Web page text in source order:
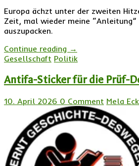
Europa ächzt unter der zweiten
Zeit, mal wieder meine
auszupacken.
Continue reading →
Gesellschaft Politik
Antifa-Sticker für die Prüf-
10. April 2026 0 Comment Mela